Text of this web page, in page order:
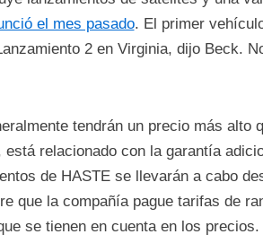
el mes pasado. El primer
2 en Virginia, dijo Beck.
tendrán un precio más alto
relacionado con la garantía
de HASTE se llevarán a cabo
que la compañía pague tarifas de
se tienen en cuenta en los precios.